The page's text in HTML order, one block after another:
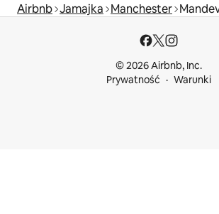
Airbnb Jamajka Manchester
© 2026 Airbnb, Inc.
Prywatność
Warunki